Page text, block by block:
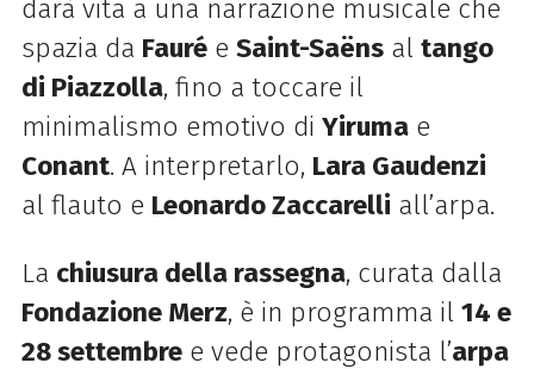
darà vita a una narrazione musicale che
spazia da Faurée Saint-Saënsal tango
di Piazzolla, fino a toccare il
minimalismo emotivo di Yirumae
Conant. A interpretarlo, Lara Gaudenzi
al flauto e Leonardo Zaccarelli all’arpa.
La chiusura della rassegna, curata dalla
Fondazione Merz, è in programma il 14 e
28 settembree vede protagonista l’arpa